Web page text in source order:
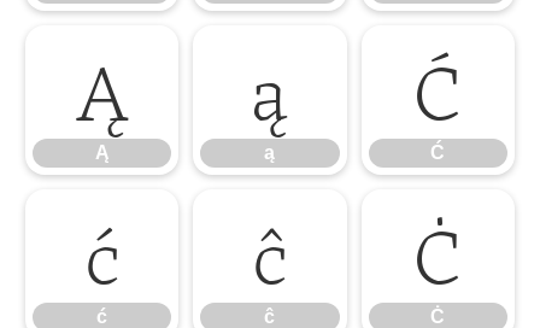
Ą
Ą
ą
ą
Ć
Ć
ć
ć
ĉ
ĉ
Ċ
Ċ